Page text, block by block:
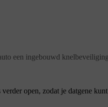
een ingebouwd
open, zodat je datgene